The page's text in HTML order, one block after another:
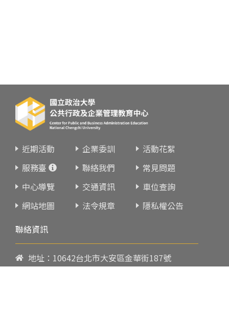
近期活動 企業委訓
活動花絮
服務臺
聯絡我們
常見問題
中心導覽
交通資訊
車位查詢
網站地圖
法令規章
隱私權公告
聯絡資訊
地址：10642台北市大安區金華街187號